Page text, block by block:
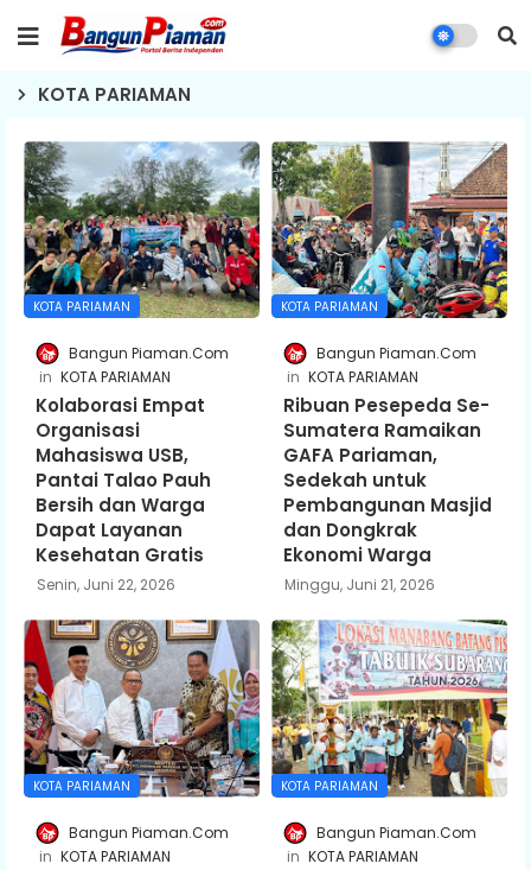
KOTA PARIAMAN
KOTA PARIAMAN
Bangun Piaman.Com
KOTA PARIAMAN
Kolaborasi Empat
Organisasi
Mahasiswa USB,
Pantai Talao Pauh
Bersih dan Warga
Dapat Layanan
Kesehatan Gratis
Senin, Juni 22, 2026
KOTA PARIAMAN
Bangun Piaman.Com
KOTA PARIAMAN
Ribuan Pesepeda Se-
Sumatera Ramaikan
GAFA Pariaman,
Sedekah untuk
Pembangunan Masjid
dan Dongkrak
Ekonomi Warga
Minggu, Juni 21, 2026
KOTA PARIAMAN
Bangun Piaman.Com
KOTA PARIAMAN
KOTA PARIAMAN
Bangun Piaman.Com
KOTA PARIAMAN